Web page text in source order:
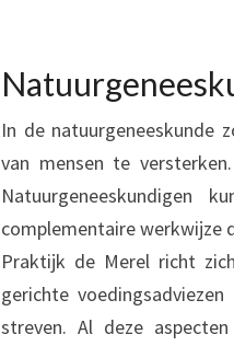
In de natuurgeneeskunde
van mensen te
Natuurgeneeskundigen
complementaire werkwijze
Praktijk de Merel richt
gerichte
streven. Al deze